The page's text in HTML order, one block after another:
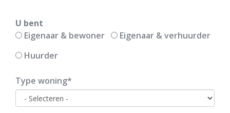
U bent
Eigenaar & bewoner
Eigenaar & verhuurder
Huurder
Type woning